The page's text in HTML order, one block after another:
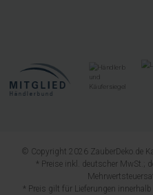
© Copyright 2026 ZauberDeko.de
* Preise inkl. deutscher MwSt.;
* Preis gilt für Lieferungen